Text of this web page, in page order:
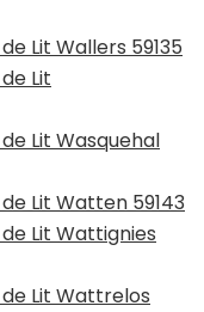
Lit Wallers 59135
Lit
Lit Wasquehal
Lit Watten 59143
Lit Wattignies
Lit Wattrelos